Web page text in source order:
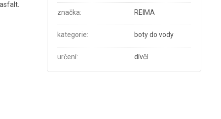
značka: REIMA
kategorie: boty do vody
určení: dívčí